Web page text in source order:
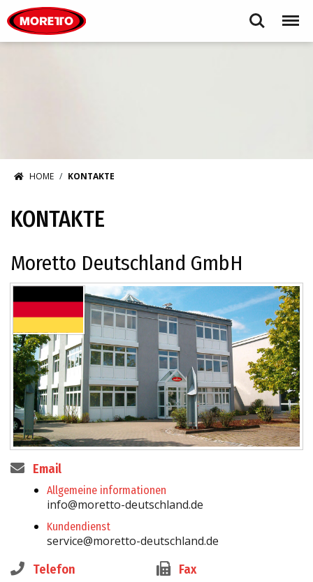
Search Menu
HOME KONTAKTE
KONTAKTE
Moretto Deutschland GmbH
Email
Allgemeine informationen
info@moretto-deutschland.de
Kundendienst
service@moretto-deutschland.de
Telefon
Fax